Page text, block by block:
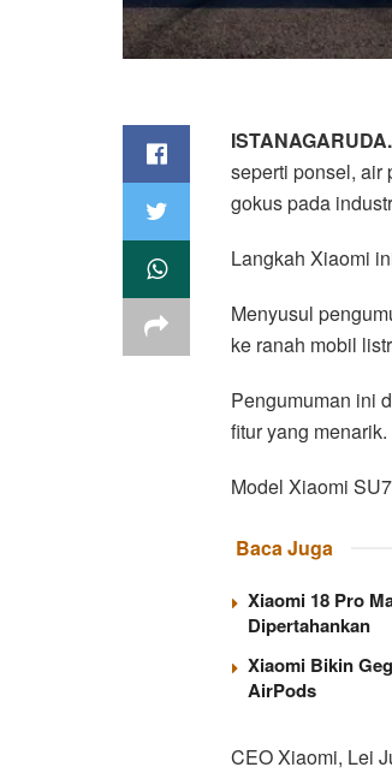
seperti ponsel, air
gokus pada
Langkah Xiaomi
Menyusul
ke ranah mobil
Pengumuman ini
fitur yang menarik.
Model Xiaomi
Baca Juga
Xiaomi 18 Pro
Dipertahankan
Xiaomi Bikin
AirPods
CEO Xiaomi, Lei